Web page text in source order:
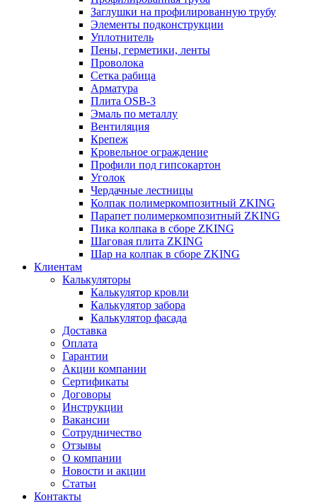
Заглушки на профилированную трубу
Элементы подконструкции
Уплотнитель
Пены, герметики, ленты
Проволока
Сетка рабица
Арматура
Плита OSB-3
Эмаль по металлу
Вентиляция
Крепеж
Кровельное ограждение
Профили под гипсокартон
Уголок
Чердачные лестницы
Колпак полимеркомпозитный ZKING
Парапет полимеркомпозитный ZKING
Пика колпака в сборе ZKING
Шаговая плита ZKING
Шар на колпак в сборе ZKING
Клиентам
Калькуляторы
Калькулятор кровли
Калькулятор забора
Калькулятор фасада
Доставка
Оплата
Гарантии
Акции компании
Сертификаты
Договоры
Инструкции
Вакансии
Сотрудничество
Отзывы
О компании
Новости и акции
Статьи
Контакты